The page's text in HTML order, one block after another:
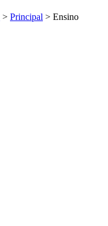
> Principal > Ensino